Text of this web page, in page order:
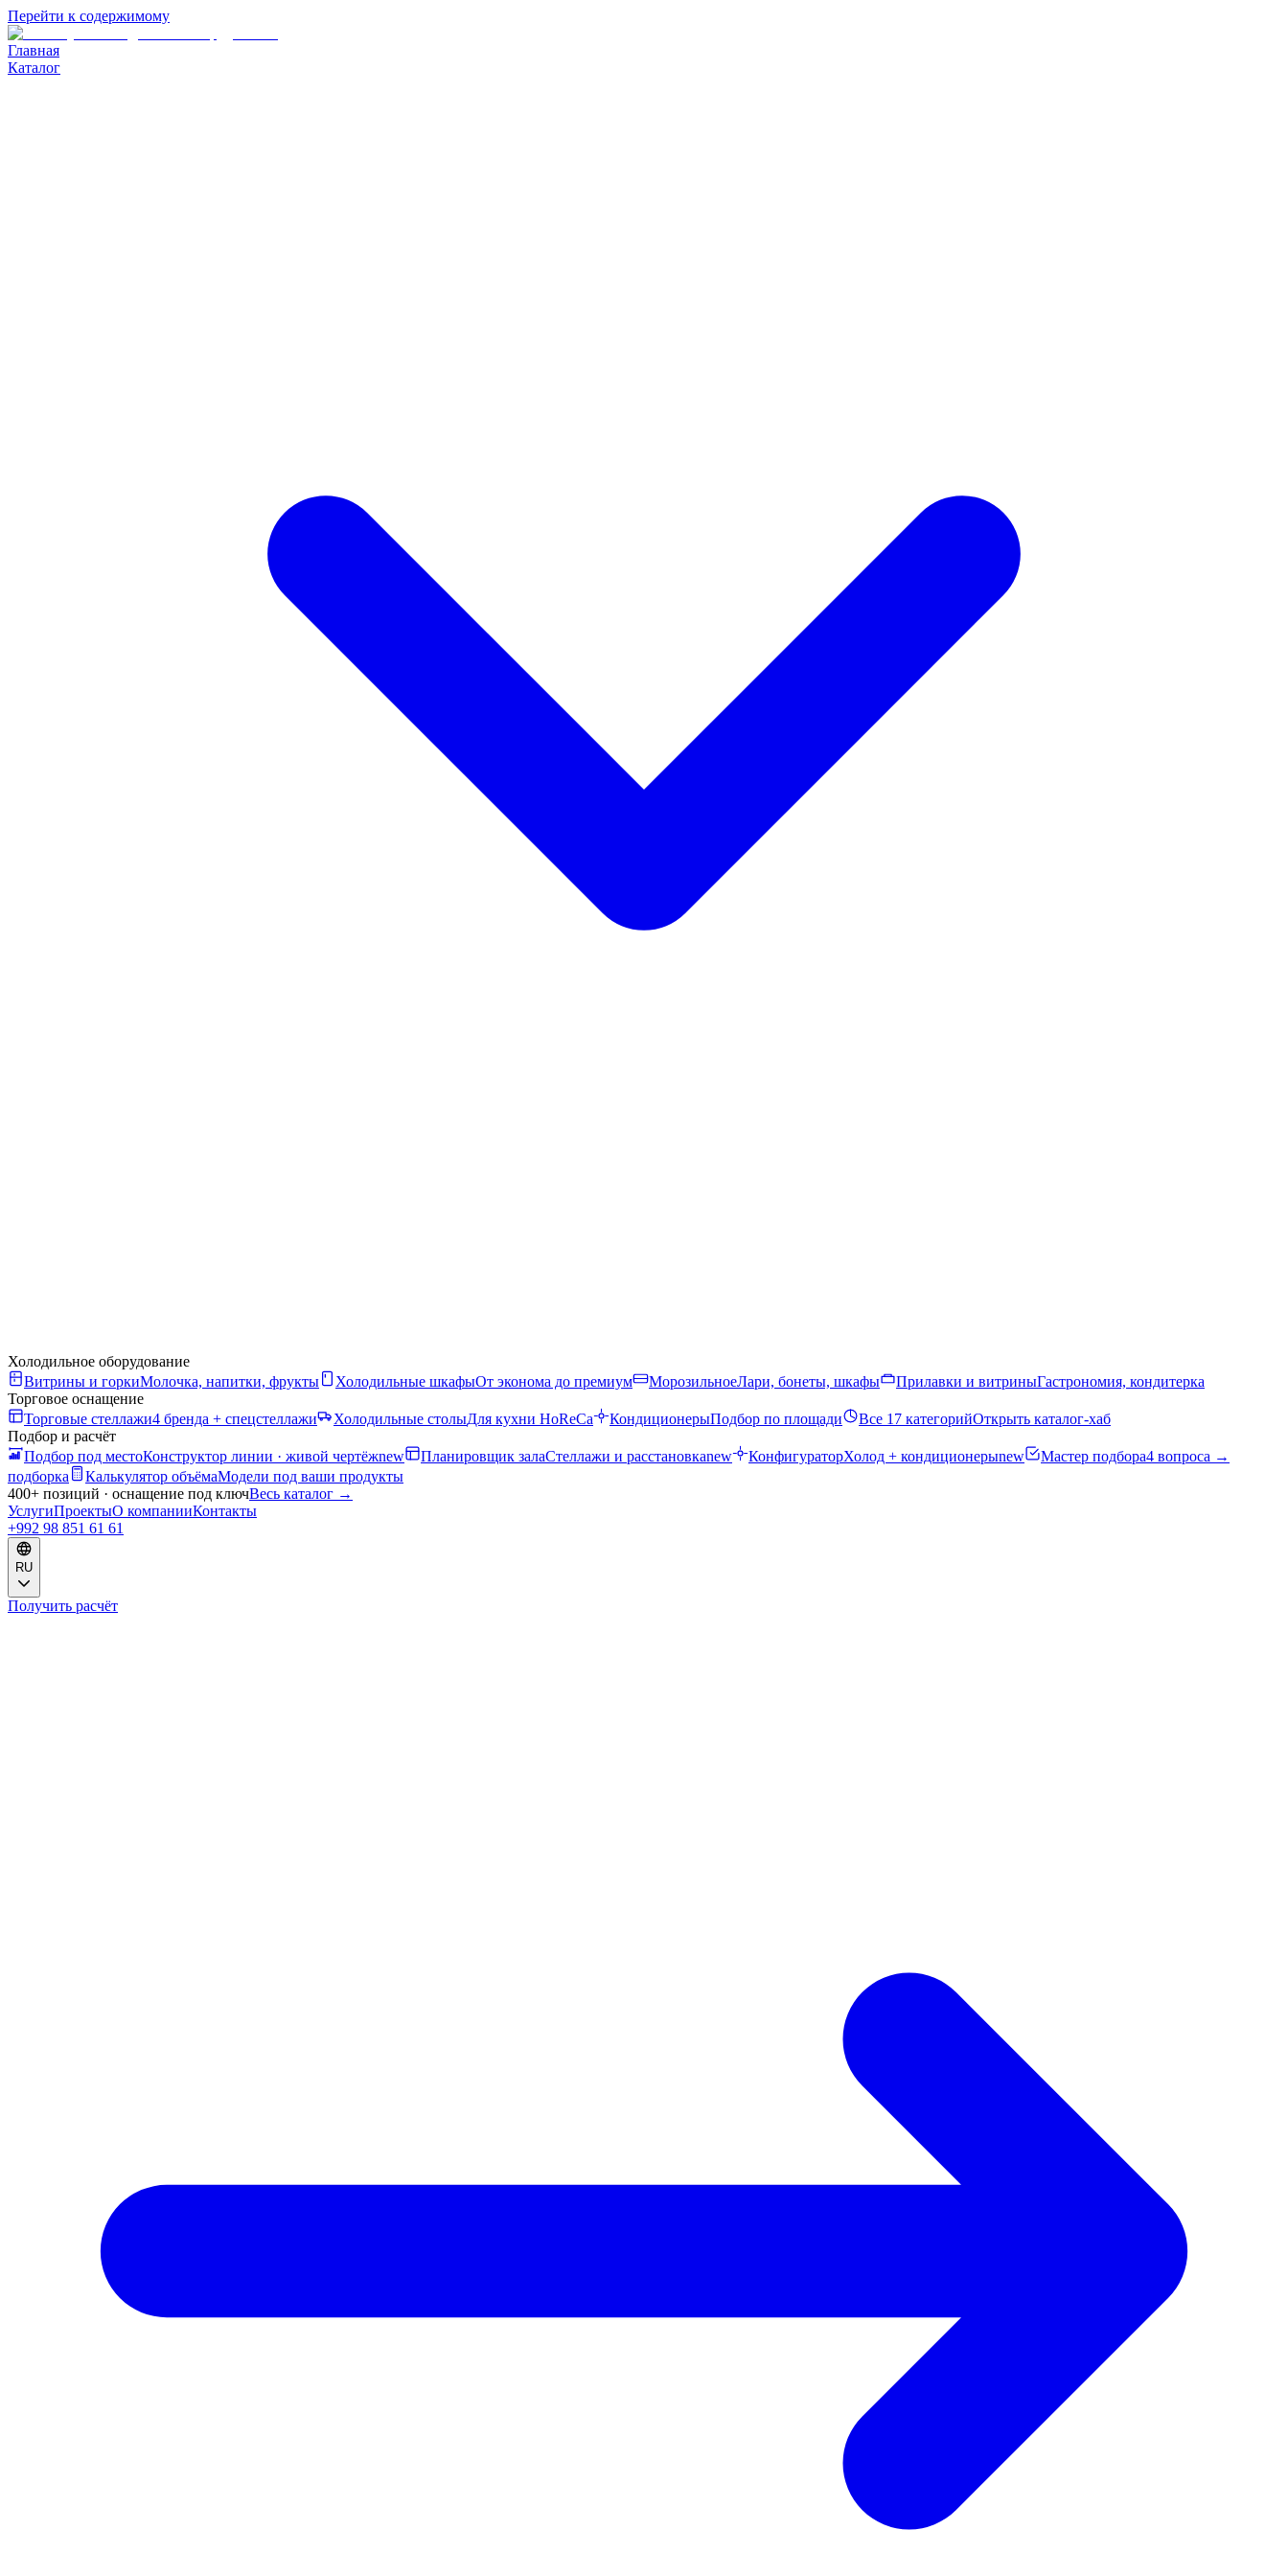
Перейти к содержимому
Главная
Каталог
Холодильное оборудование
Витрины и горкиМолочка, напитки, фрукты Холодильные шкафыОт эконома до премиум МорозильноеЛари, бонеты, шкафы Прилавки и витриныГастрономия, кондитерка
Торговое оснащение
Торговые стеллажи4 бренда + спецстеллажи Холодильные столыДля кухни HoReCa КондиционерыПодбор по площади Все 17 категорийОткрыть каталог-хаб
Подбор и расчёт
Подбор под местоКонструктор линии · живой чертёжnew Планировщик залаСтеллажи и расстановкаnew КонфигураторХолод + кондиционерыnew Мастер подбора4 вопроса →
подборка
Калькулятор объёмаМодели под ваши продукты
400+ позиций · оснащение под ключВесь каталог →
УслугиПроектыО компанииКонтакты
+992 98 851 61 61
RU
Получить расчёт